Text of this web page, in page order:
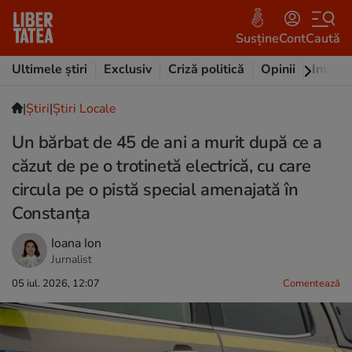
SusțineContCaută
Ultimele știri
Exclusiv Criză politică Opinii
|Ştiri|Știri Locale
Un bărbat de 45 de ani a murit după ce a
căzut de pe o trotinetă electrică, cu care
circula pe o pistă special amenajată în
Constanța
Ioana Ion
Jurnalist
05 iul. 2026, 12:07 Comentează